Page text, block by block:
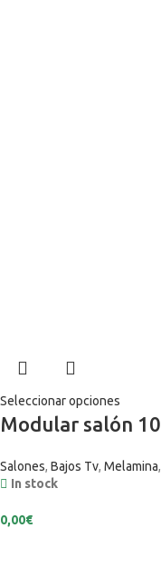
Seleccionar opciones
Modular salón 10
Salones, Bajos Tv, Melamina,
In stock
0,00€